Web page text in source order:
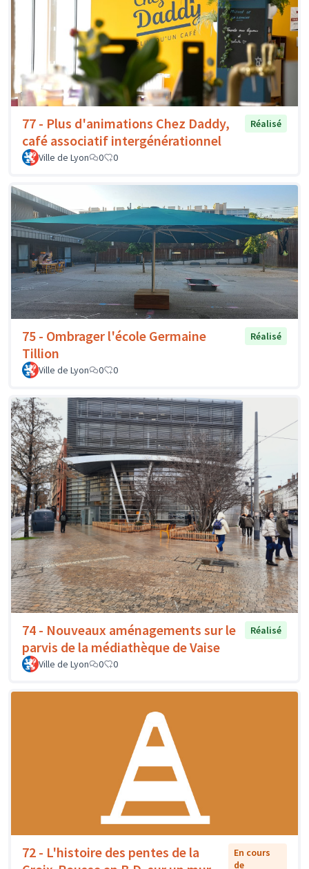
77 - Plus d'animations Chez Daddy,
café associatif intergénérationnel
Réalisé
Ville de Lyon 0 0
75 - Ombrager l'école Germaine
Tillion
Réalisé
Ville de Lyon 0 0
74 - Nouveaux aménagements sur le
parvis de la médiathèque de Vaise
Réalisé
Ville de Lyon 0 0
72 - L'histoire des pentes de la
En cours
de